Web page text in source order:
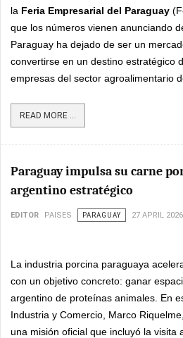
la Feria Empresarial del Paraguay
que los números vienen anunciando
Paraguay ha dejado de ser un
convertirse en un destino estratégico
empresas del sector agroalimentario
READ MORE ...
Paraguay impulsa su carne
argentino estratégico
EDITOR PAISES PARAGUAY 27 APRIL 2026
La industria porcina paraguaya
con un objetivo concreto: ganar
argentino de proteínas animales. En
Industria y Comercio, Marco
una misión oficial que incluyó la visita